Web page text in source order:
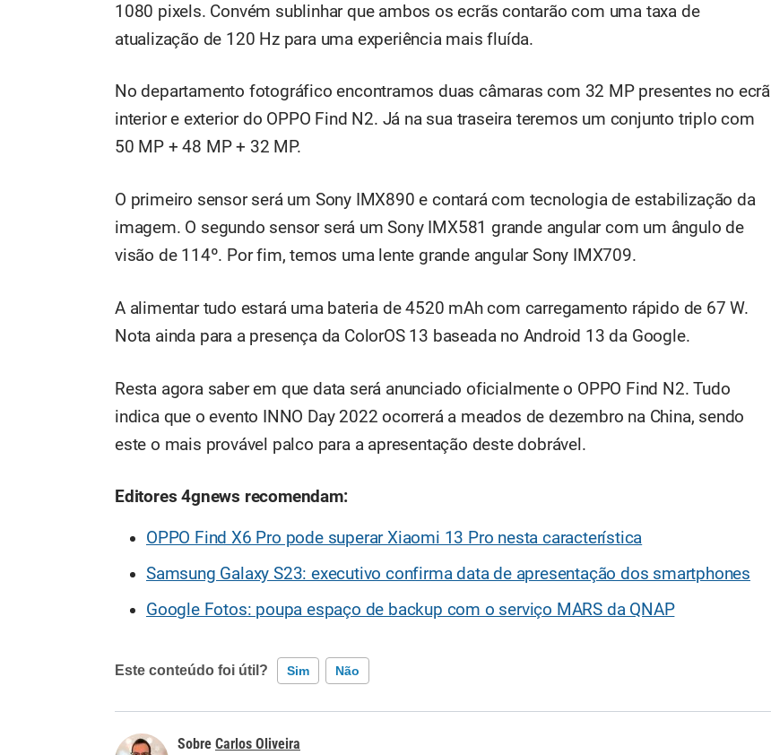
1080 pixels. Convém sublinhar que ambos os ecrãs contarão com uma taxa de
atualização de 120 Hz para uma experiência mais fluída.
No departamento fotográfico encontramos duas câmaras com 32 MP presentes no ecrã
interior e exterior do OPPO Find N2. Já na sua traseira teremos um conjunto triplo com
50 MP + 48 MP + 32 MP.
O primeiro sensor será um Sony IMX890 e contará com tecnologia de estabilização da
imagem. O segundo sensor será um Sony IMX581 grande angular com um ângulo de
visão de 114º. Por fim, temos uma lente grande angular Sony IMX709.
A alimentar tudo estará uma bateria de 4520 mAh com carregamento rápido de 67 W.
Nota ainda para a presença da ColorOS 13 baseada no Android 13 da Google.
Resta agora saber em que data será anunciado oficialmente o OPPO Find N2. Tudo
indica que o evento INNO Day 2022 ocorrerá a meados de dezembro na China, sendo
este o mais provável palco para a apresentação deste dobrável.
Editores 4gnews recomendam:
OPPO Find X6 Pro pode superar Xiaomi 13 Pro nesta característica
Samsung Galaxy S23: executivo confirma data de apresentação dos smartphones
Google Fotos: poupa espaço de backup com o serviço MARS da QNAP
Este conteúdo foi útil? Sim Não
Carlos Oliveira